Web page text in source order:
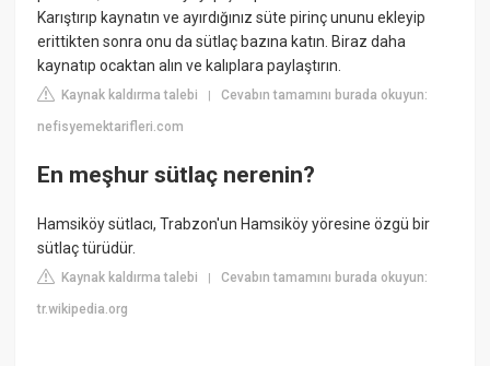
Karıştırıp kaynatın ve ayırdığınız süte pirinç ununu ekleyip
erittikten sonra onu da sütlaç bazına katın. Biraz daha
kaynatıp ocaktan alın ve kalıplara paylaştırın.
Kaynak kaldırma talebi |Cevabın tamamını burada okuyun:
nefisyemektarifleri.com
En meşhur sütlaç nerenin?
Hamsiköy sütlacı, Trabzon'un Hamsiköy yöresine özgü bir
sütlaç türüdür.
Kaynak kaldırma talebi |Cevabın tamamını burada okuyun:
tr.wikipedia.org